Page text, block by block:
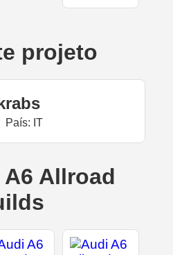
projeto
País: IT
Allroad